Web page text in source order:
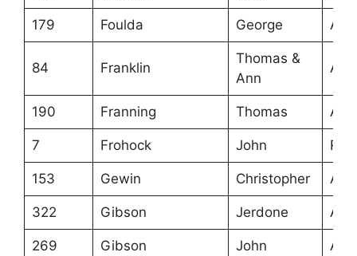
179 Foulda George
84 Franklin
Thomas &
Ann
190 Franning Thomas
7 Frohock John
153 Gewin Christopher
322 Gibson Jerdone
269 Gibson John